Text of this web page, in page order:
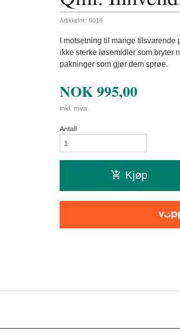
Artikkelnr.: 0016
I motsetning til mange
ikke sterke løsemidler som bryter
pakninger som gjør dem sprøe.
NOK995,00
inkl. mva.
Antall
Kjøp